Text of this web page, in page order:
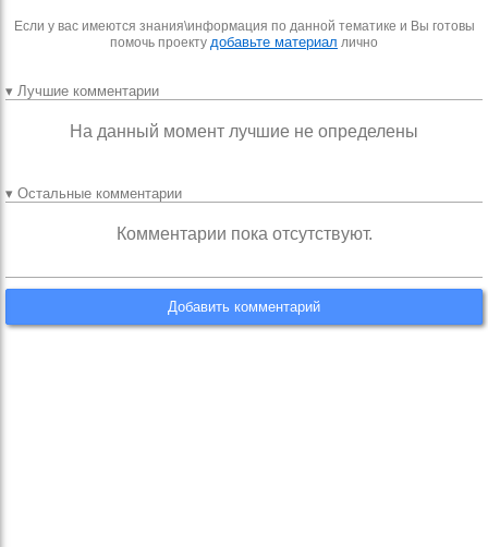
Если у вас имеются знания\информация по данной тематике и Вы готовы
помочь проекту добавьте материал лично
▾ Лучшие комментарии
На данный момент лучшие не определены
▾ Остальные комментарии
Комментарии пока отсутствуют.
Добавить комментарий